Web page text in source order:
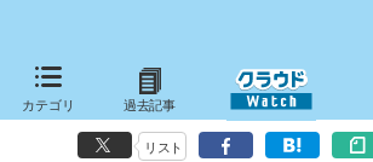
カテゴリ 過去記事
ケイ・オプティコム、IaaS型のクラウドサービ
for KOPT」
リスト